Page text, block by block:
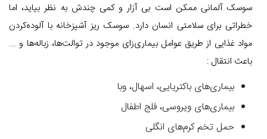
سوسک آلمانی ممکن است بی آزار و کمی چندش به نظر بیاید، اما
خطراتی برای سلامتی انسان دارد. سوسک‌ ریز آشپزخانه با آلوده‌کردن
مواد غذایی از طریق عوامل بیماری‌زای موجود در توالت‌ها، زباله‌ها و ...
باعث انتقال :
بیماری‌های باکتریایی، اسهال، وبا
بیماری‌های ویروسی، فلج اطفال
حمل تخم کرم‌های انگلی